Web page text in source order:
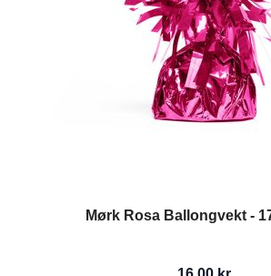
Mørk Rosa Ballongvekt -